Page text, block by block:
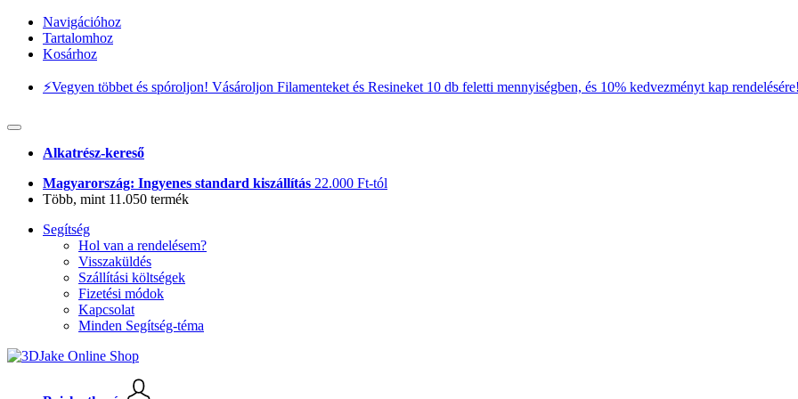
Navigációhoz
Tartalomhoz
Kosárhoz
⚡️Vegyen többet és spóroljon! Vásároljon Filamenteket és Resineket 10 db feletti mennyiségben, és 10% kedvezményt kap
Alkatrész-kereső
Magyarország: Ingyenes standard kiszállítás 22.000 Ft-tól
Több, mint 11.050 termék
Segítség
Hol van a rendelésem?
Visszaküldés
Szállítási költségek
Fizetési módok
Kapcsolat
Minden Segítség-téma